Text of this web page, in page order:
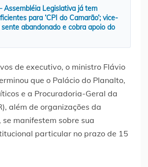
Assembléia Legislativa já tem
para ‘CPI do Camarão’; vice-
abandonado e cobra apoio do
de executivo, o ministro Flávio
que o Palácio do Planalto,
e a Procuradoria-Geral da
além de organizações da
se manifestem sobre sua
particular no prazo de 15